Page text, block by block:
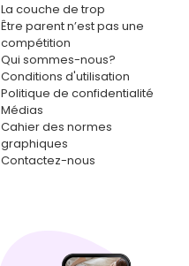
La couche de trop
Être parent n’est pas une
compétition
Qui sommes-nous?
Conditions d'utilisation
Politique de confidentialité
Médias
Cahier des normes
graphiques
Contactez-nous